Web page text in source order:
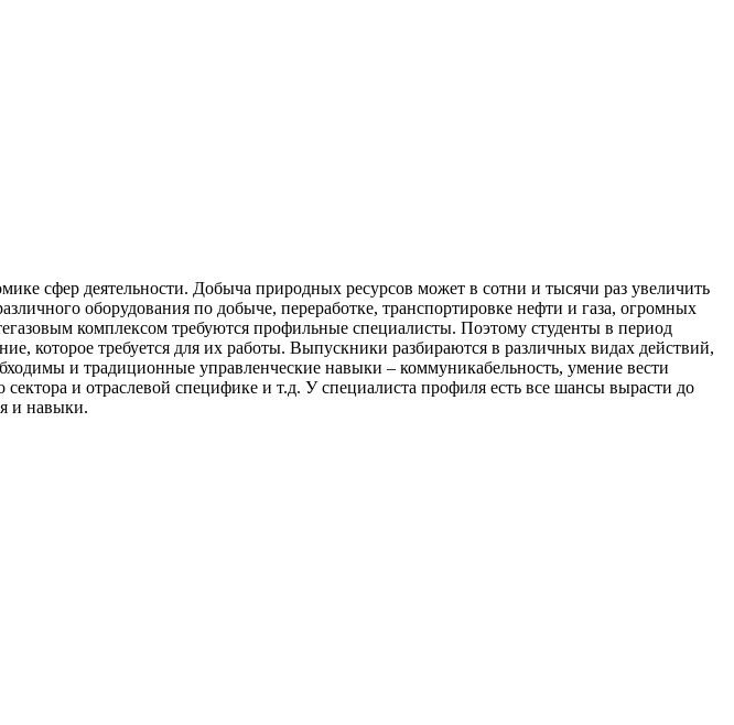
сфер деятельности. Добыча природных ресурсов может в сотни и тысячи раз увеличить
оборудования по добыче, переработке, транспортировке нефти и газа, огромных
комплексом требуются профильные специалисты. Поэтому студенты в период
которое требуется для их работы. Выпускники разбираются в различных видах действий,
и традиционные управленческие навыки – коммуникабельность, умение вести
сектора и отраслевой специфике и т.д. У специалиста профиля есть все шансы вырасти до
и навыки.